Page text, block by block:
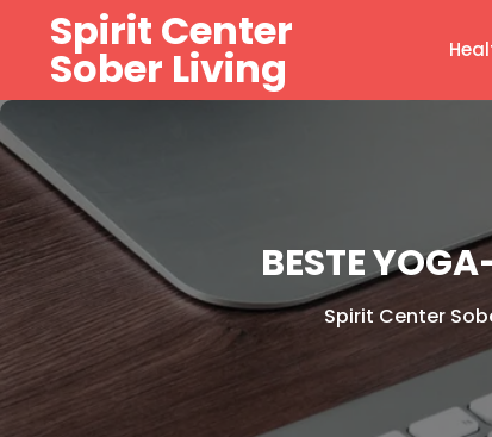
content
Spirit Center
Sober Living
BESTE
Spirit Center